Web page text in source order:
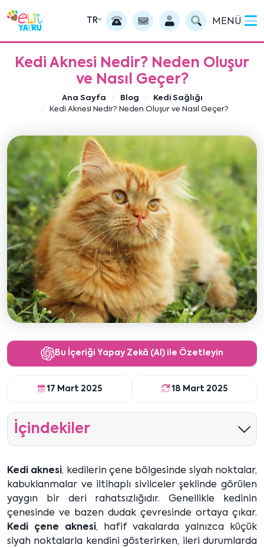
TR MENÜ
Kedi Aknesi Nedir? Neden Oluşur
ve Nasıl Geçer?
Ana Sayfa Blog
Kedi Sağlığı
Kedi Aknesi Nedir? Neden Oluşur ve Nasıl Geçer?
Bu İçeriği Yapay Zekâ (AI) ile Özetleyin
17 Mart 2025 18 Mart 2025
İçindekiler
Kedi aknesi, kedilerin çene bölgesinde siyah noktalar,
kabuklanmalar ve iltihaplı sivilceler şeklinde görülen
yaygın bir deri rahatsızlığıdır. Genellikle kedinin
çenesinde ve bazen dudak çevresinde ortaya çıkar.
Kedi çene aknesi, hafif vakalarda yalnızca küçük
siyah noktalarla kendini gösterirken, ileri durumlarda